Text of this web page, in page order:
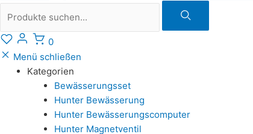
Suche
0
Menü schließen
Kategorien
Bewässerungsset
Hunter Bewässerung
Hunter Bewässerungscomputer
Hunter Magnetventil